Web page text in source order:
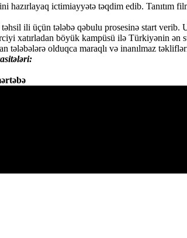
ictimiayyətə təqdim edib. Tanıtım
ili üçün tələbə qəbulu prosesinə start verib.
xatırladan böyük kampüsü ilə Türkiyənin
tələbələrə olduqca maraqlı və inanılmaz